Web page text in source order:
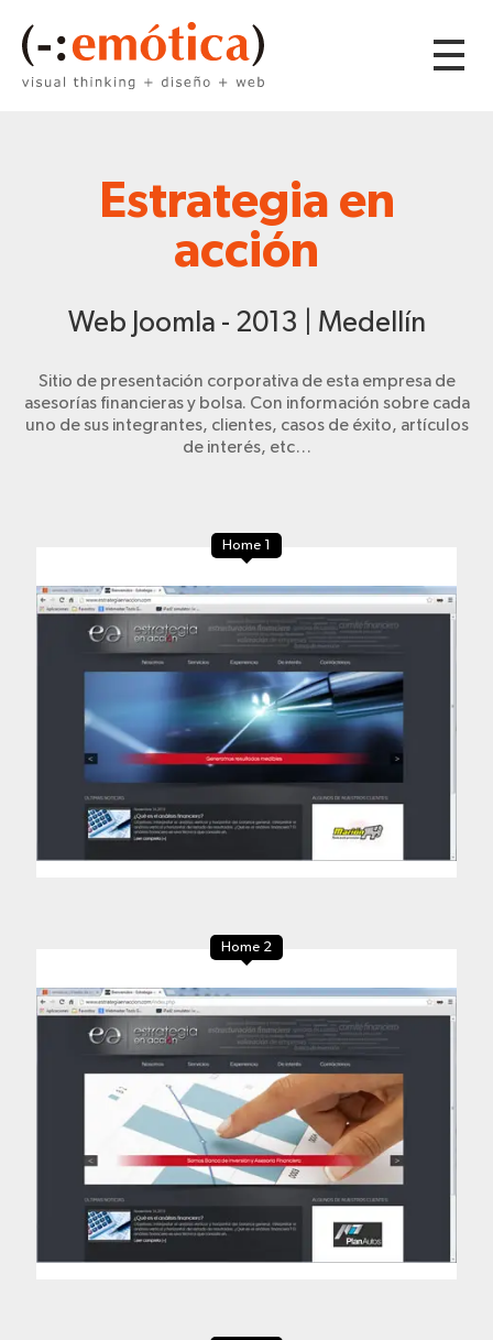
Estrategia en
acción
Web Joomla - 2013 | Medellín
Sitio de presentación corporativa de esta empresa de
asesorías financieras y bolsa. Con información sobre cada
uno de sus integrantes, clientes, casos de éxito, artículos
de interés, etc…
Home 1
Home 2